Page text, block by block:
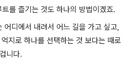
를 즐기는 것도 하나의 방법이겠죠.
어디에서 내려서 어느 길을 가고 싶고,
지로 하나를 선택하는 것 보다는 때로
니다.